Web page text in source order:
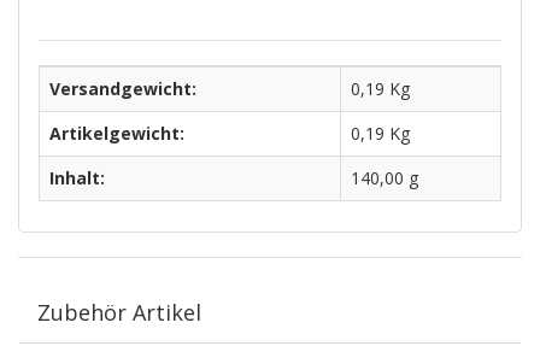
Versandgewicht:
0,19 Kg
Artikelgewicht:
0,19 Kg
Inhalt:
140,00 g
Zubehör Artikel